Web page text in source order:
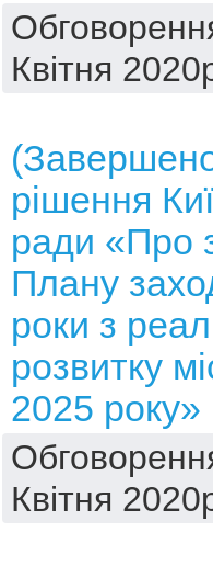
Квітня
рішення
ради «Про
Плану
роки з
розвитку
2025 року»
Квітня